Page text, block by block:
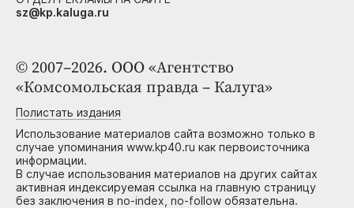
© 2007–2026. ООО «Агентство
«Комсомольская правда – Калуга»
Полистать издания
Использование материалов сайта возможно только в
случае упоминания www.kp40.ru как первоисточника
информации.
В случае использования материалов на других сайтах
активная индексируемая ссылка на главную страницу
без заключения в no-index, no-follow обязательна.
sz@kp.kaluga.ru